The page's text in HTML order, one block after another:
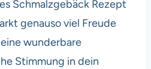
Schmalzgebäck Rezept
genauso viel Freude
wunderbare
Stimmung in dein